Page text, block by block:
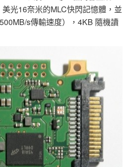
光16奈米的MLC快閃記憶體，並
s傳輸速度），4KB 隨機讀